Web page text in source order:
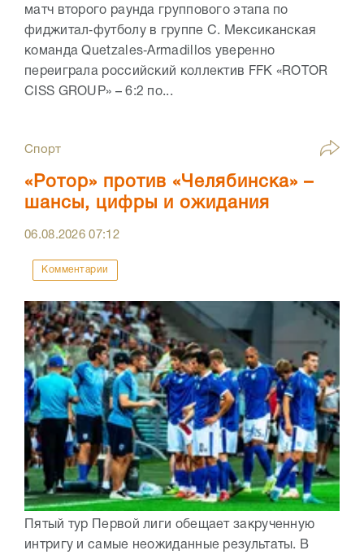
матч второго раунда группового этапа по
фиджитал‑футболу в группе C. Мексиканская
команда Quetzales‑Armadillos уверенно
переиграла российский коллектив FFK «ROTOR
CISS GROUP» – 6:2 по...
Спорт
«Ротор» против «Челябинска» –
шансы, цифры и ожидания
06.08.202607:12
Комментарии
Пятый тур Первой лиги обещает закрученную
интригу и самые неожиданные результаты. В